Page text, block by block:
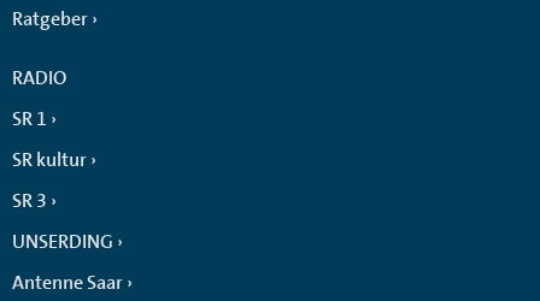
Ratgeber
RADIO
SR 1
SR kultur
SR 3
UNSERDING
Antenne Saar